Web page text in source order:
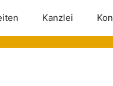
Kanzlei